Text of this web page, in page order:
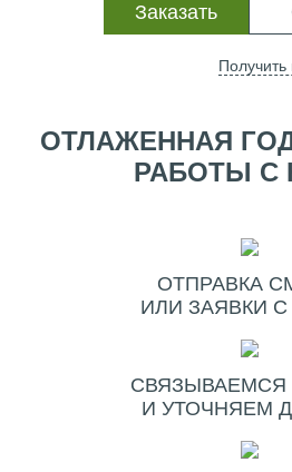
Заказать
Получить
ОТЛАЖЕННАЯ
РАБОТЫ С
ОТПРАВКА
ИЛИ ЗАЯВКИ С
СВЯЗЫВАЕМСЯ
И УТОЧНЯЕМ